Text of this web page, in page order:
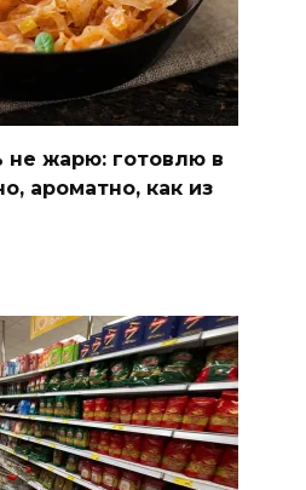
не жарю: готовлю в
ароматно, как из